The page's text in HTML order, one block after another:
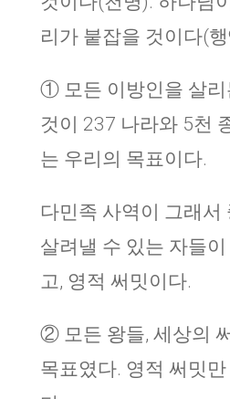
리가 붙잡을 것이다(
① 모든 이방인을 살리
것이 237 나라와 5천
는 우리의 목표이다.
다민족 사역이 그래서
살려낼 수 있는 자들
고, 영적 써밋이다.
② 모든 왕들, 세상의
목표였다. 영적 써밋